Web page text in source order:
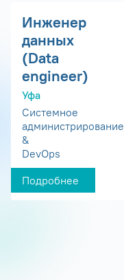
Инженер
данных
(Data
engineer)
Уфа
Системное
администрирование
&
DevOps
Подробнее